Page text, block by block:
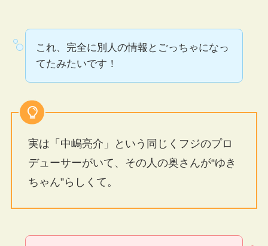
これ、完全に別人の情報とごっちゃになっ
てたみたいです！
実は「中嶋亮介」という同じくフジのプロ
デューサーがいて、その人の奥さんが“ゆき
ちゃん”らしくて。